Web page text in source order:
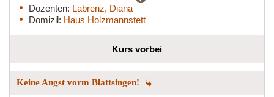
Dozenten: Labrenz, Diana
Domizil: Haus Holzmannstett
Kurs vorbei
Keine Angst vorm Blattsingen!